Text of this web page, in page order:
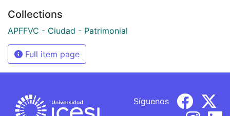
Collections
APFFVC - Ciudad - Patrimonial
Full item page
Síguenos